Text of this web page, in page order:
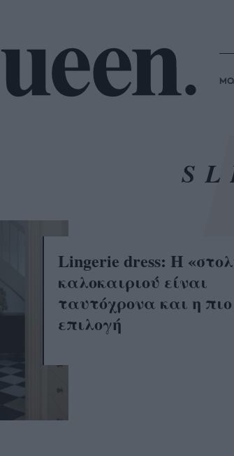
Lingerie dress: Η
καλοκαιριού είναι
ταυτόχρονα και η
επιλογή